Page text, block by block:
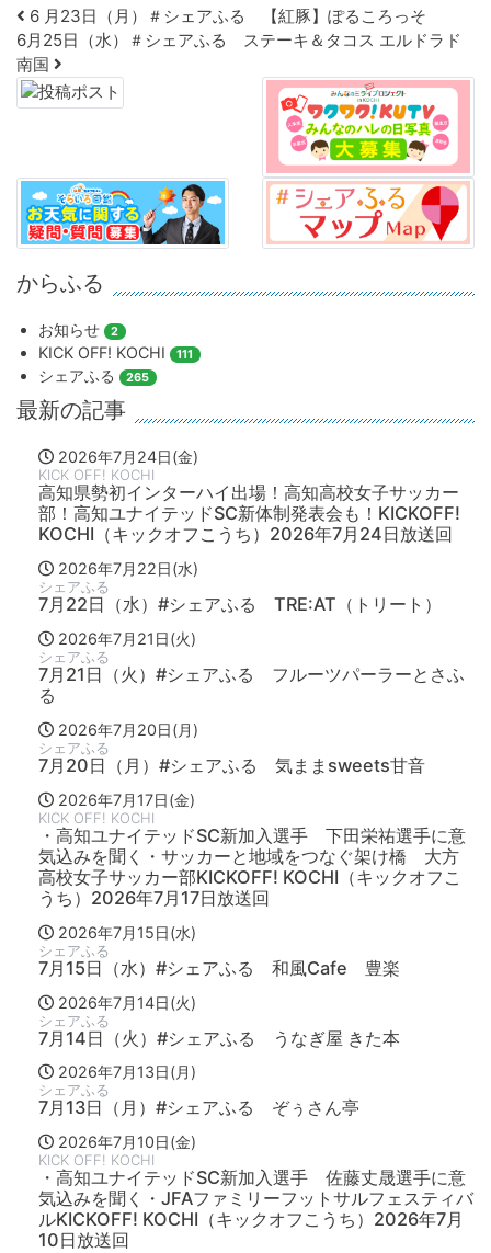
Post navigation
6 月23日（月）＃シェアふる 【紅豚】ぽるころっそ
6月25日（水）＃シェアふる ステーキ＆タコス エルドラド
南国
からふる
お知らせ 2
KICK OFF! KOCHI 111
シェアふる 265
最新の記事
2026年7月24日(金)
KICK OFF! KOCHI
高知県勢初インターハイ出場！高知高校女子サッカー
部！高知ユナイテッドSC新体制発表会も！KICKOFF!
KOCHI（キックオフこうち）2026年7月24日放送回
2026年7月22日(水)
シェアふる
7月22日（水）#シェアふる TRE:AT（トリート）
2026年7月21日(火)
シェアふる
7月21日（火）#シェアふる フルーツパーラーとさふ
る
2026年7月20日(月)
シェアふる
7月20日（月）#シェアふる 気ままsweets甘音
2026年7月17日(金)
KICK OFF! KOCHI
・高知ユナイテッドSC新加入選手 下田栄祐選手に意
気込みを聞く・サッカーと地域をつなぐ架け橋 大方
高校女子サッカー部KICKOFF! KOCHI（キックオフこ
うち）2026年7月17日放送回
2026年7月15日(水)
シェアふる
7月15日（水）#シェアふる 和風Cafe 豊楽
2026年7月14日(火)
シェアふる
7月14日（火）#シェアふる うなぎ屋 きた本
2026年7月13日(月)
シェアふる
7月13日（月）#シェアふる ぞぅさん亭
2026年7月10日(金)
KICK OFF! KOCHI
・高知ユナイテッドSC新加入選手 佐藤丈晟選手に意
気込みを聞く・JFAファミリーフットサルフェスティバ
ルKICKOFF! KOCHI（キックオフこうち）2026年7月
10日放送回